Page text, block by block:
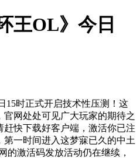
王OL》今日
15时正式开启技术性压测！这
网处处可见广大玩家的期待之
快下载好客户端，激活你已注
第一时间进入这梦寐已久的中土
的激活码发放活动仍在继续，